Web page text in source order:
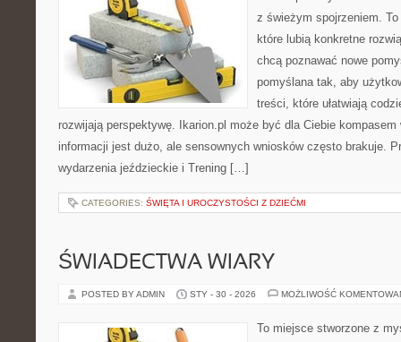
z świeżym spojrzeniem.
które lubią konkretne
chcą poznawać nowe
pomyślana tak, aby
treści, które ułatwiają
rozwijają perspektywę. Ikarion.pl może być dla Ciebie
informacji jest dużo, ale sensownych wniosków często brakuje.
wydarzenia jeździeckie i Trening […]
CATEGORIES: ŚWIĘTA I UROCZYSTOŚCI Z DZIEĆMI
ŚWIADECTWA WIARY
POSTED BY ADMIN STY - 30 - 2026 MOŻLIWOŚĆ
To miejsce stworzone z